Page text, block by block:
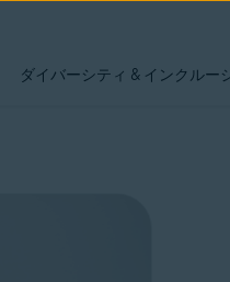
ダイバーシティ & インクルー